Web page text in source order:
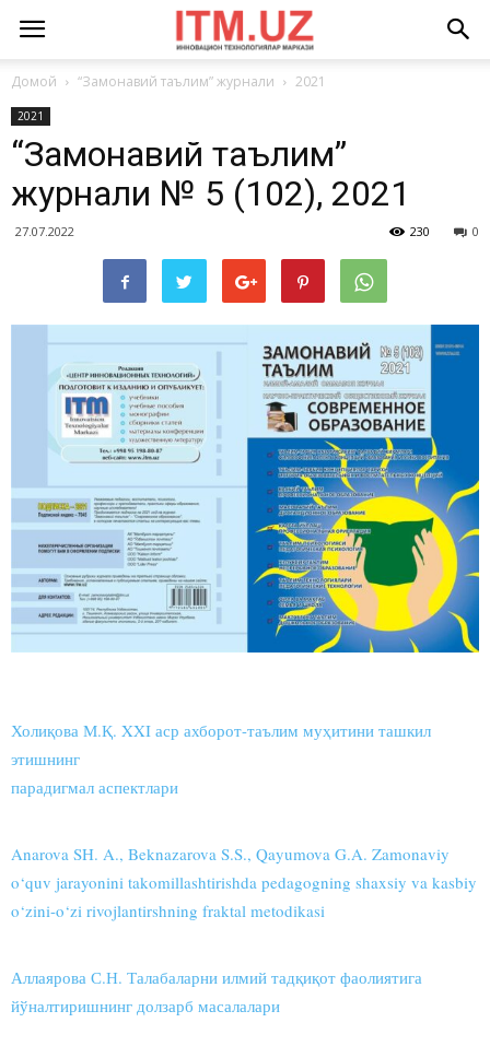
Домой “Замонавий таълим” журнали 2021
2021
“Замонавий таълим”
журнали № 5 (102), 2021
27.07.2022 0
230
Холиқова М.Қ. XXI аср ахборот-таълим муҳитини ташкил
этишнинг
парадигмал аспектлари
Anarova SH. A., Beknazarova S.S., Qayumova G.A. Zamonaviy
o‘quv jarayonini takomillashtirishda pedagogning shaxsiy va kasbiy
o‘zini-o‘zi rivojlantirshning fraktal metodikasi
Аллаярова С.Н. Талабаларни илмий тадқиқот фаолиятига
йўналтиришнинг долзарб масалалари